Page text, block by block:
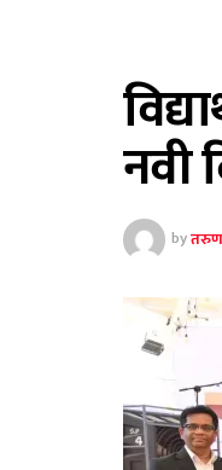
नवी
by